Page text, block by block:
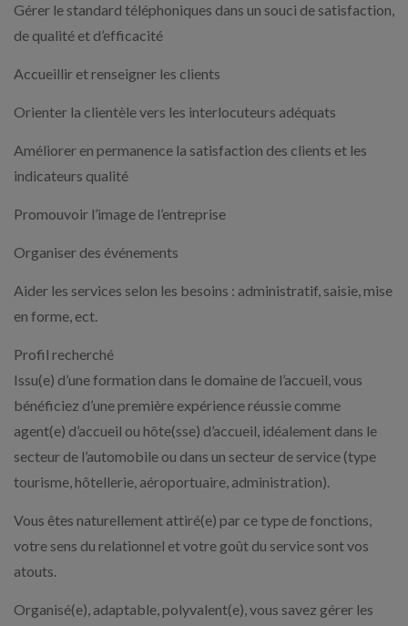
Gérer le standard téléphoniques dans un souci de satisfaction,
de qualité et d’efficacité
Accueillir et renseigner les clients
Orienter la clientèle vers les interlocuteurs adéquats
Améliorer en permanence la satisfaction des clients et les
indicateurs qualité
Promouvoir l’image de l’entreprise
Organiser des événements
Aider les services selon les besoins : administratif, saisie, mise
en forme, ect.
Profil recherché
Issu(e) d’une formation dans le domaine de l’accueil, vous
bénéficiez d’une première expérience réussie comme
agent(e) d’accueil ou hôte(sse) d’accueil, idéalement dans le
secteur de l’automobile ou dans un secteur de service (type
tourisme, hôtellerie, aéroportuaire, administration).
Vous êtes naturellement attiré(e) par ce type de fonctions,
votre sens du relationnel et votre goût du service sont vos
atouts.
Organisé(e), adaptable, polyvalent(e), vous savez gérer les